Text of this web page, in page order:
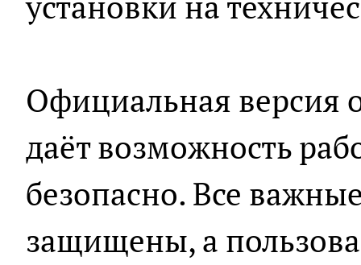
Официальная версия
даёт возможность
безопасно. Все
защищены, а